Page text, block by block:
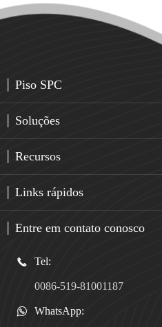
Piso SPC
Soluções
Recursos
Links rápidos
Entre em contato conosco
 Tel:
0086-519-81001187
 WhatsApp: